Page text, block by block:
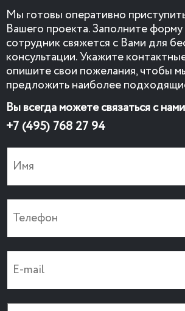
Мы готовы оперативно
Вашего проекта. Заполните
сотрудник свяжется с Вами для
консультации. Укажите
опишите свои пожелания, чтобы
предложить наиболее
Вы всегда можете связаться с
+7 (495) 768 27 94